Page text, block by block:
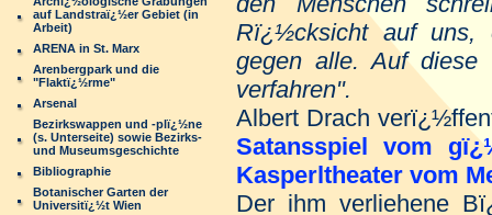
auf Landstraï¿½er Gebiet (in
Arbeit)
ARENA in St. Marx
Arenbergpark und die
"Flaktï¿½rme"
Arsenal
Bezirkswappen und -plï¿½ne
(s. Unterseite) sowie Bezirks-
und Museumsgeschichte
Bibliographie
Botanischer Garten der
Universitï¿½t Wien
Rï¿½cksicht auf uns,
gegen alle. Auf diese
verfahren".
Albert Drach
Satansspiel vom
Kasperltheater vom
Der ihm verliehene